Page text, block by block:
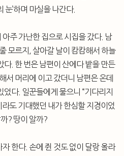
눈’하며 마실을 나간다.
주 가난한 집으로 시집을 갔다. 남
모르지, 살아갈 날이 캄캄해서 하늘
다. 한 번은 남편이 산에다 밭을 만든
서 머리에 이고 갔더니 남편은 온데
다. 일꾼들에게 물으니 “기다리지
도 기대했던 내가 한심할 지경이었
? 땅이 알까?
한다. 손에 쥔 것도 없이 달랑 올라